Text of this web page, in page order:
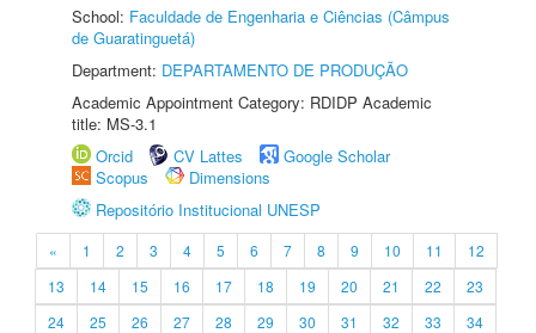
School: Faculdade de Engenharia e Ciências (Câmpus
de Guaratinguetá)
Department: DEPARTAMENTO DE PRODUÇÃO
Academic Appointment Category: RDIDP Academic
title: MS-3.1
Orcid
CV Lattes
Google Scholar
Scopus
Dimensions
Repositório Institucional UNESP
« 1 2 3 4 5 6 7 8 9 10 11
12
13
14 15 16 17 18 19 20 21 22
23
24
25 26 27 28 29 30 31 32 33
34